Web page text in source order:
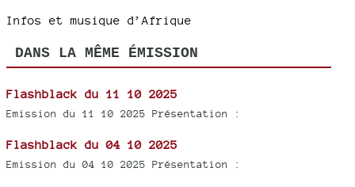
Infos et musique d’Afrique
DANS LA MÊME ÉMISSION
Flashblack du 11 10 2025
Emission du 11 10 2025 Présentation :
Flashblack du 04 10 2025
Emission du 04 10 2025 Présentation :